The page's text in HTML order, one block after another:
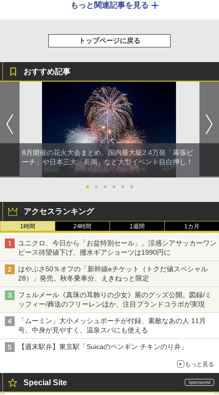
もっと関連記事を見る
トップページに戻る
おすすめ記事
8月開催の花火大会まとめ。国内最大級2.4万発「幕張ビ
ーチ」や日本三大「長岡」など大型イベント目白押し！
● ● ● ● ● ●
アクセスランキング
1時間 24時間 1週間 1カ月
ユニクロ、今日から「お盆特別セール」。涼感シアサッカーワン
ピース待望値下げ、撥水ギアショーツは1990円に
はやぶさ50％オフの「新幹線eチケット（トクだ値スペシャル
28）」発売。秋冬乗車分、えきねっと限定
フェルメール《真珠の耳飾りの少女》展のグッズ公開。図録/ミ
ッフィー/葬送のフリーレンほか、注目ブランドコラボが実現
「ムーミン」大小メッシュポーチが付録、素敵なあの人 11月
号。中身が見やすく、温泉スパにも使える
【週末駅弁】東京駅「Suicaのペンギン チキンのり弁」
もっと見る
Special Site